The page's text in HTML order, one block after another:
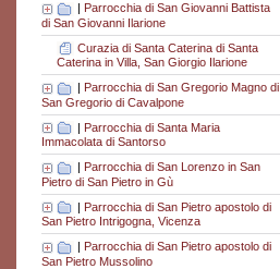
| Parrocchia di San Giovanni Battista
di San Giovanni Ilarione
Curazia di Santa Caterina di Santa
Caterina in Villa, San Giorgio Ilarione
Parrocchia di San Gregorio Magno di
San Gregorio di Cavalpone
| Parrocchia di Santa Maria
Immacolata di Santorso
Parrocchia di San Lorenzo in San
Pietro di San Pietro in Gù
| Parrocchia di San Pietro apostolo di
San Pietro Intrigogna, Vicenza
Parrocchia di San Pietro apostolo di
San Pietro Mussolino